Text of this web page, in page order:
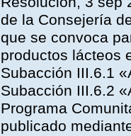
de la Consejería
que se convoca
productos lácteos
Subacción III.6.1
Subacción III.6.2
Programa
publicado